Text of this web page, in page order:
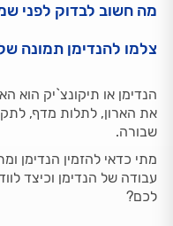
מה חשוב לבדוק לפני
צלמו להנדימן תמונה
הנדימן או תיקונצ`יק
את הארון, לתלות מדף,
שבורה.
מתי כדאי להזמין הנדימן
עבודה של הנדימן וכיצד
לכם?